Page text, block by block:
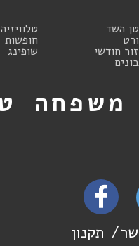
השד
חודשי
חופשות
שופינג
משפחה
תקנון